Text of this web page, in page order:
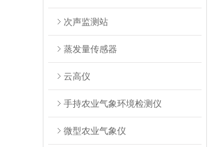
次声监测站
蒸发量传感器
云高仪
手持农业气象环境检测仪
微型农业气象仪